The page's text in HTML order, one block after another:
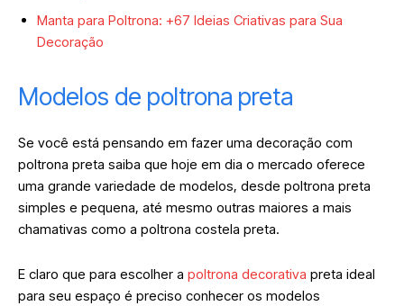
Manta para Poltrona: +67 Ideias Criativas para Sua
Decoração
Modelos de poltrona preta
Se você está pensando em fazer uma decoração com
poltrona preta saiba que hoje em dia o mercado oferece
uma grande variedade de modelos, desde poltrona preta
simples e pequena, até mesmo outras maiores a mais
chamativas como a poltrona costela preta.
E claro que para escolher a poltrona decorativa preta ideal
para seu espaço é preciso conhecer os modelos